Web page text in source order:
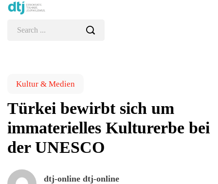
Kultur & Medien
Türkei bewirbt sich um
immaterielles Kulturerbe bei
der UNESCO
dtj-online dtj-online